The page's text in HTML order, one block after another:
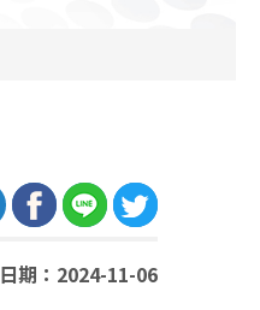
日期：2024-11-06